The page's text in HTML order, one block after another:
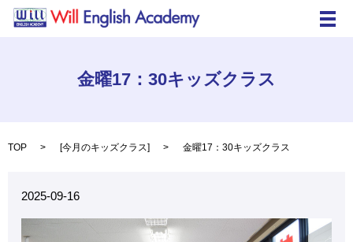
メ
金曜17：30キッズクラス
TOP [今月のキッズクラス] 金曜17：30キッズクラス
2025-09-16